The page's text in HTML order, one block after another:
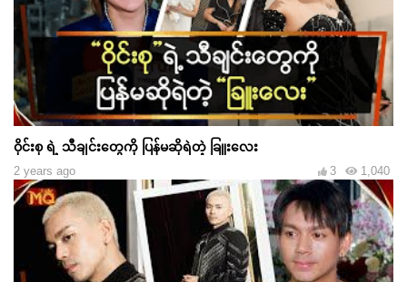
ဝိုင်းစု ရဲ့ သီချင်းတွေကို ပြန်မဆိုရဲတဲ့ ခြူးလေး
2 years ago 1,040
3